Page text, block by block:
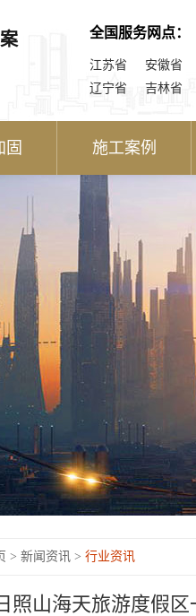
全国服务网点：
江苏省 安徽省
辽宁省
吉林省
固 施工案例
> 新闻资讯 > 行业资讯
照山海天旅游度假